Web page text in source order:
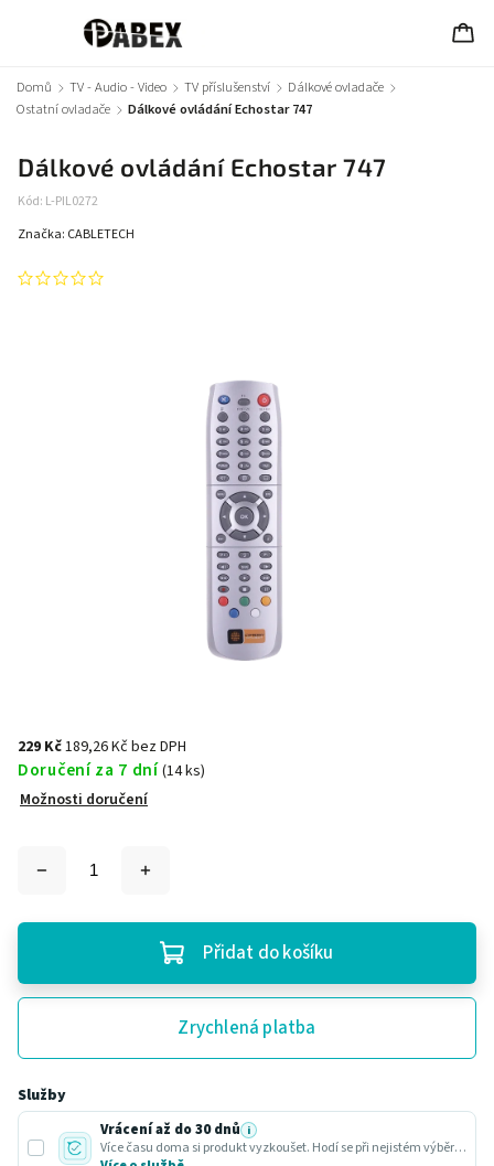
Domů / TV - Audio - Video / TV příslušenství / Dálkové ovladače /
Ostatní ovladače / Dálkové ovládání Echostar 747
Dálkové ovládání Echostar 747
Kód: L-PIL0272
Značka: CABLETECH
229 Kč189,26 Kč bez DPH
Doručení za 7 dní(14 ks)
Možnosti doručení
Přidat do košíku
Zrychlená platba
Služby
Vrácení až do 30 dnů i
Více času doma si produkt vyzkoušet. Hodí se při nejistém výběru nebo dárku.